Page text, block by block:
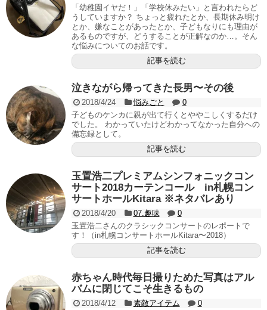
「幼稚園イヤだ！」「学校休みたい」と言われたらど
うしていますか？ ちょっと疲れたとか、長期休み明け
とか、嫌なことがあったとか、子どもなりにも理由が
あるものですが、どうすることが正解なのか…。そん
な悩みについてのお話です。
記事を読む
泣きながら帰ってきた長男〜その後
2018/4/24 悩みごと
0
子どものケンカに親が出て行くとややこしくするだけ
でした。 わかっていたけどわかってなかった自分への
備忘録として。
記事を読む
玉置浩二プレミアムシンフォニックコン
サート2018カーテンコール in札幌コン
サートホールKitara ※ネタバレあり
2018/4/20 07.趣味
0
玉置浩二さんのクラシックコンサートのレポートで
す！（in札幌コンサートホールKitara〜2018）
記事を読む
赤ちゃん時代毎日撮りためた写真はアル
バムに閉じてこそ生きるもの
2018/4/12 素敵アイテム
0